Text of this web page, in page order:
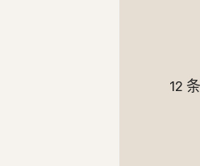
12